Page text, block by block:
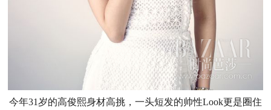
今年31岁的高俊熙身材高挑，一头短发的帅性Look更是圈住